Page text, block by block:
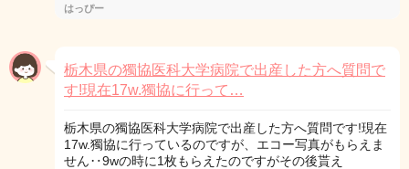
はっぴー
栃木県の獨協医科大学病院で出産した方へ質問で
す!現在17w.獨協に行って…
栃木県の獨協医科大学病院で出産した方へ質問です!現在
17w.獨協に行っているのですが、エコー写真がもらえま
せん‥9wの時に1枚もらえたのですがその後貰え